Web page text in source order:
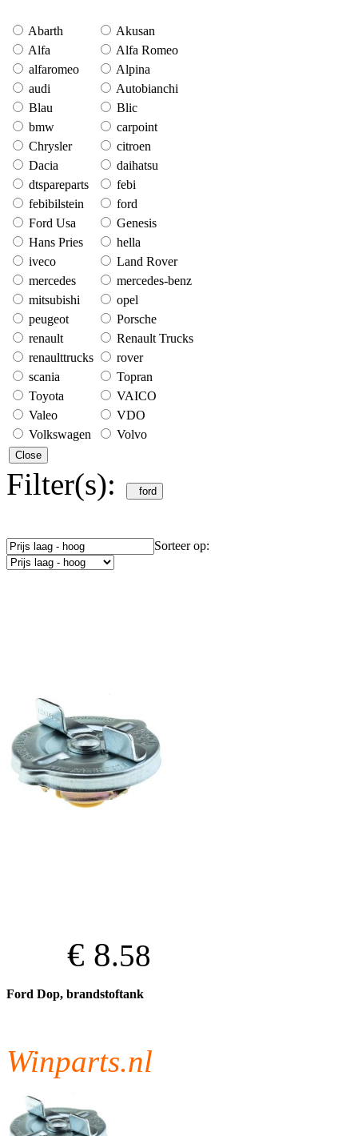
Abarth
Akusan
Alfa
Alfa Romeo
alfaromeo
Alpina
audi
Autobianchi
Blau
Blic
bmw
carpoint
Chrysler
citroen
Dacia
daihatsu
dtspareparts
febi
febibilstein
ford
Ford Usa
Genesis
Hans Pries
hella
iveco
Land Rover
mercedes
mercedes-benz
mitsubishi
opel
peugeot
Porsche
renault
Renault Trucks
renaulttrucks
rover
scania
Topran
Toyota
VAICO
Valeo
VDO
Volkswagen
Volvo
Close
Filter(s): ford
Sorteer op:
€ 8.58
Ford Dop, brandstoftank
Winparts.nl